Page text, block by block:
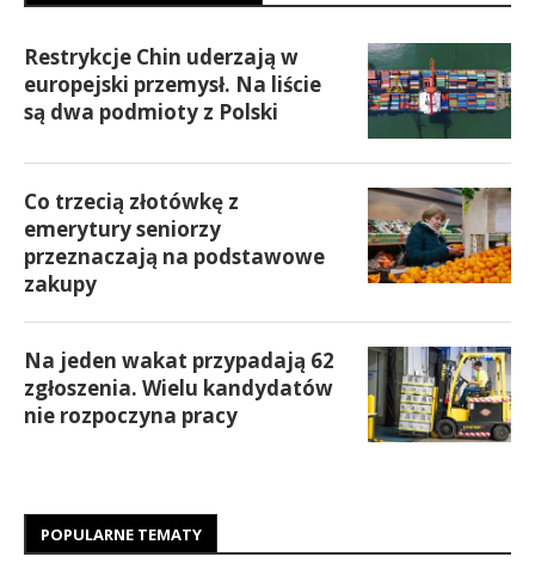
Restrykcje Chin uderzają w
europejski przemysł. Na liście
są dwa podmioty z Polski
Co trzecią złotówkę z
emerytury seniorzy
przeznaczają na podstawowe
zakupy
Na jeden wakat przypadają 62
zgłoszenia. Wielu kandydatów
nie rozpoczyna pracy
POPULARNE TEMATY